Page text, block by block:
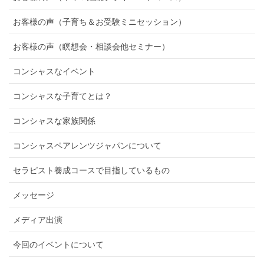
お客様の声（子育ち＆お受験ミニセッション）
お客様の声（瞑想会・相談会他セミナー）
コンシャスなイベント
コンシャスな子育てとは？
コンシャスな家族関係
コンシャスペアレンツジャパンについて
セラピスト養成コースで目指しているもの
メッセージ
メディア出演
今回のイベントについて